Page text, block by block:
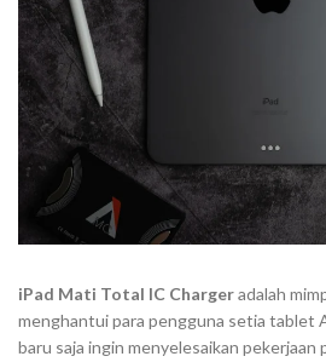
iPad Mati Total IC Chargeradalah
menghantui para pengguna setia tablet
baru saja ingin menyelesaikan